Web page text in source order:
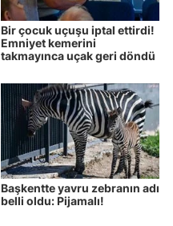
Bir çocuk uçuşu iptal ettirdi!
Emniyet kemerini
takmayınca uçak geri döndü
Başkentte yavru zebranın adı
belli oldu: Pijamalı!